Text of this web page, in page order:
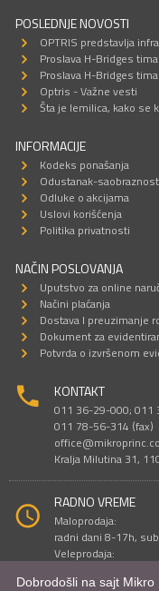
POSLEDNJE NOVOSTI
OPTRIS predstavlja
Proslava H-Bridges tima
Proslava H-Bridges tima
Optris - Važne vesti
Šta je lemilica, kako se
INFORMACIJE
Kodeks ponašanja
Odustanak-
Odluke o akcijama
Uslovi korišćenja
Politika privatnosti
NAČIN POSLOVANJA
Uputstvo za online
Načini plaćanja
Dostava I preuzimanje
Dokument za
Potvrda o izvršenom
KONTAKT
011 36-29-000; 011
011 78-56-314 (fax)
Kralja Milutina 31,
RADNO VREME
Maloprodaja:
radni dani 8-17h,
Veleprodaja:
Dobrodošli na sajt